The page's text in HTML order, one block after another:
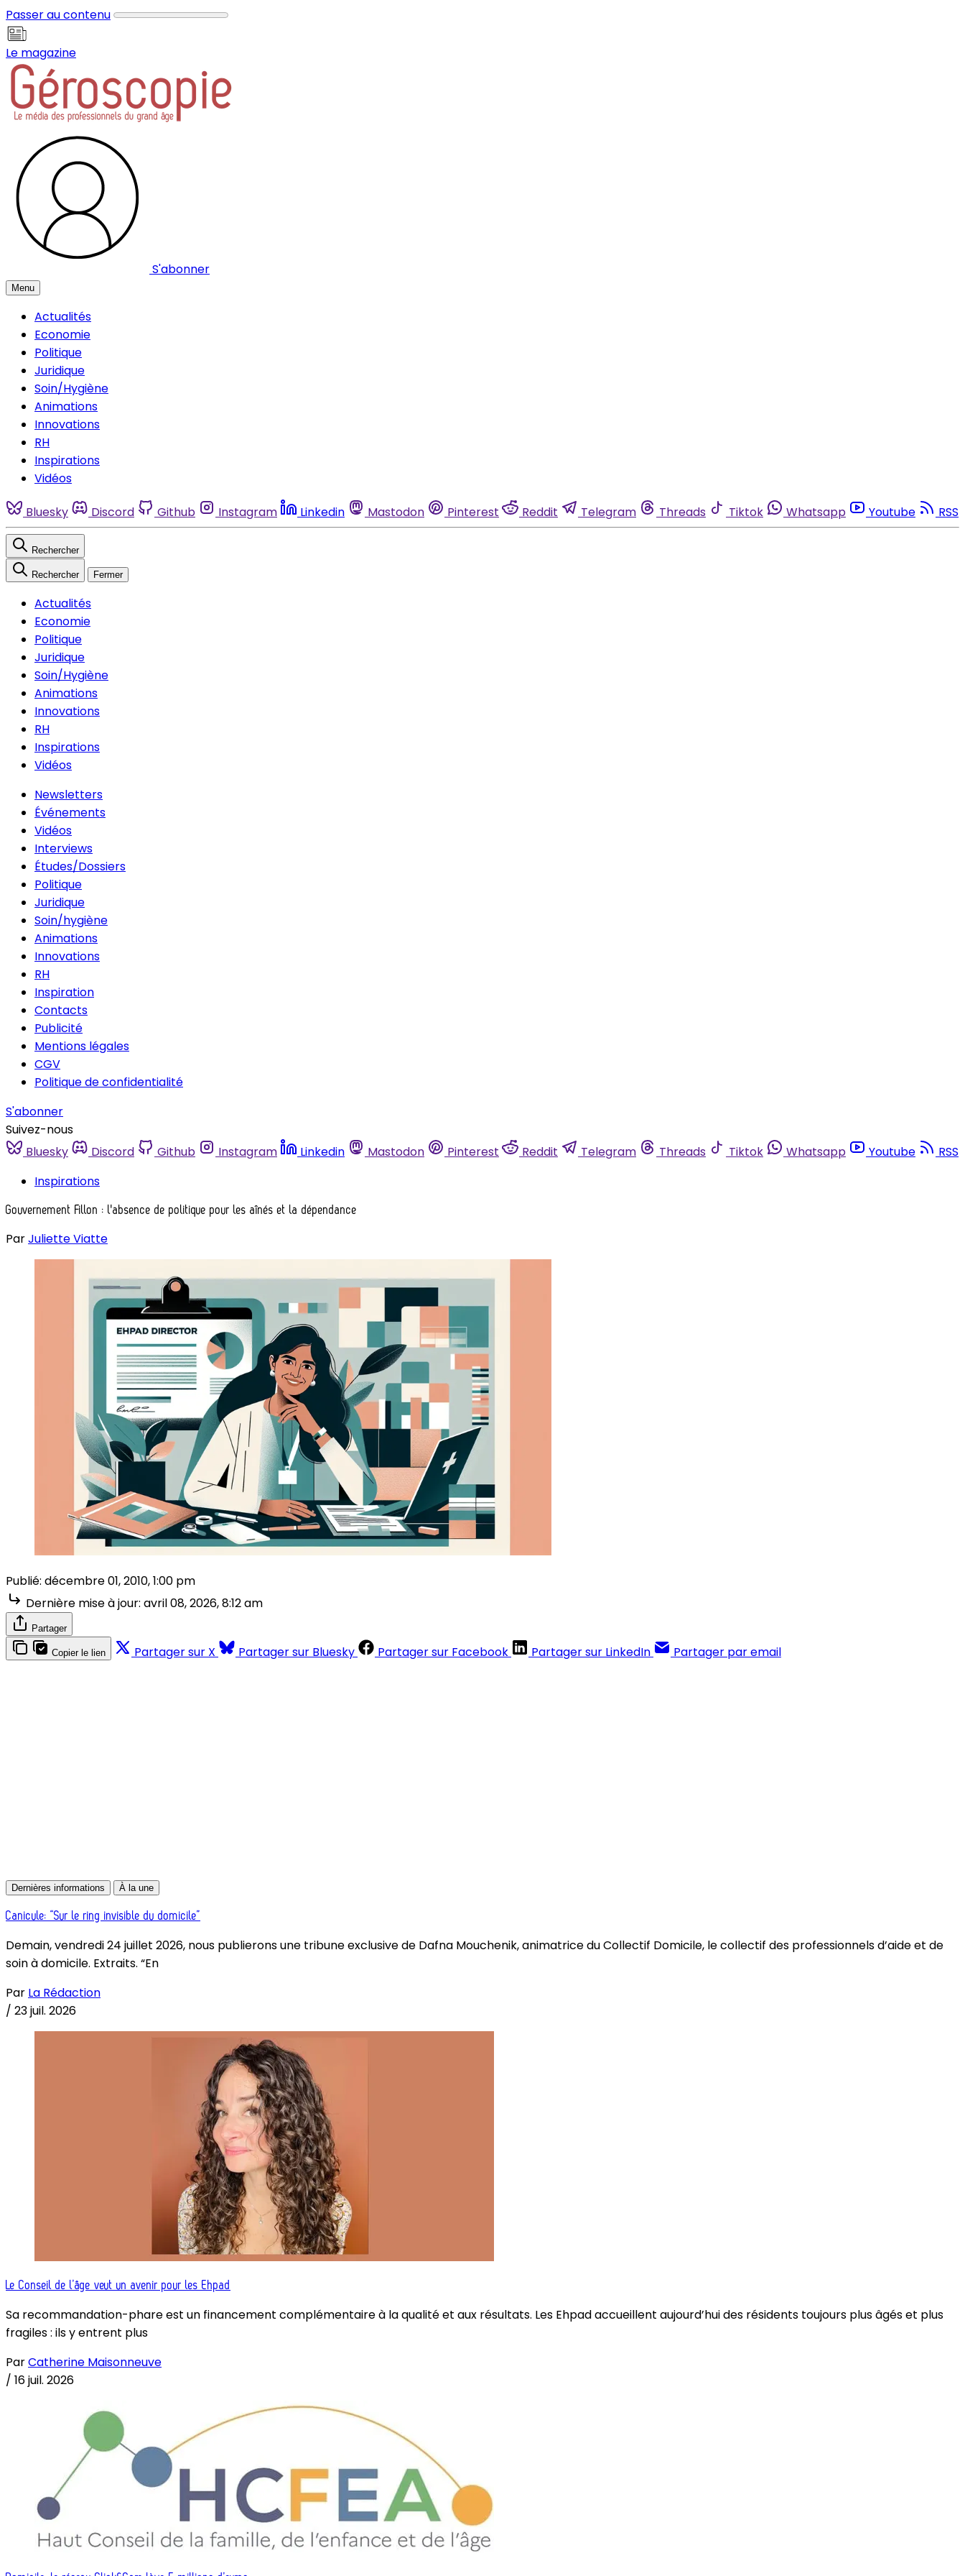
Passer au contenu
Le magazine
S'abonner
Menu
Actualités
Economie
Politique
Juridique
Soin/Hygiène
Animations
Innovations
RH
Inspirations
Vidéos
Bluesky Discord Github Instagram Linkedin Mastodon Pinterest Reddit Telegram Threads Tiktok Whatsapp Youtube RSS
Rechercher
Rechercher Fermer
Actualités
Economie
Politique
Juridique
Soin/Hygiène
Animations
Innovations
RH
Inspirations
Vidéos
Newsletters
Événements
Vidéos
Interviews
Études/Dossiers
Politique
Juridique
Soin/hygiène
Animations
Innovations
RH
Inspiration
Contacts
Publicité
Mentions légales
CGV
Politique de confidentialité
S'abonner
Suivez-nous
Bluesky
Discord Github Instagram Linkedin Mastodon Pinterest Reddit Telegram Threads Tiktok Whatsapp Youtube
RSS
Inspirations
Gouvernement Fillon : l'absence de politique pour les aînés et la dépendance
ParJuliette Viatte
Publié: décembre 01, 2010, 1:00 pm
Dernière mise à jour: avril 08, 2026, 8:12 am
Partager
Copier le lien Partager sur X Partager sur Bluesky Partager sur Facebook Partager sur LinkedIn Partager par email
Dernières informations À la une
Canicule: “Sur le ring invisible du domicile”
Demain, vendredi 24 juillet 2026, nous publierons une tribune exclusive de Dafna Mouchenik, animatrice du Collectif Domicile, le collectif des professionnels d’aide et de
soin à domicile. Extraits. “En
Par La Rédaction
/ 23 juil. 2026
Le Conseil de l’âge veut un avenir pour les Ehpad
Sa recommandation-phare est un financement complémentaire à la qualité et aux résultats. Les Ehpad accueillent aujourd’hui des résidents toujours plus âgés et plus
fragiles : ils y entrent plus
ParCatherine Maisonneuve
/ 16 juil. 2026
Panneau de gestion des cookies